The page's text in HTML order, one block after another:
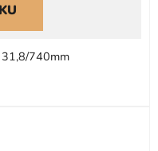
740mm